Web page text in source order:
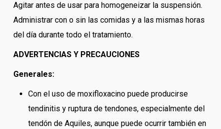
Agitar antes de usar para homogeneizar la suspensión.
Administrar con o sin las comidas y a las mismas horas
del día durante todo el tratamiento.
ADVERTENCIAS Y PRECAUCIONES
Generales:
Con el uso de moxifloxacino puede producirse
tendinitis y ruptura de tendones, especialmente del
tendón de Aquiles, aunque puede ocurrir también en